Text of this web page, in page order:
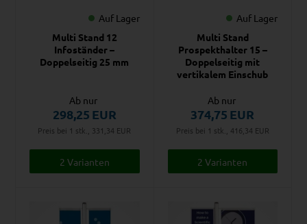
Auf Lager
Multi Stand 12
Infoständer –
Doppelseitig 25 mm
Ab nur
298,25 EUR
Preis bei 1 stk., 331,34 EUR
2 Varianten
Auf Lager
Multi Stand
Prospekthalter 15 –
Doppelseitig mit
vertikalem Einschub
Ab nur
374,75 EUR
Preis bei 1 stk., 416,34 EUR
2 Varianten